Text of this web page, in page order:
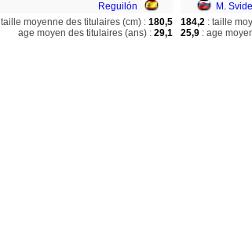
Reguilón
M.
taille moyenne des titulaires (cm) : 180,5
age moyen des titulaires (ans) : 29,1
184,2 : taille
25,9 : age